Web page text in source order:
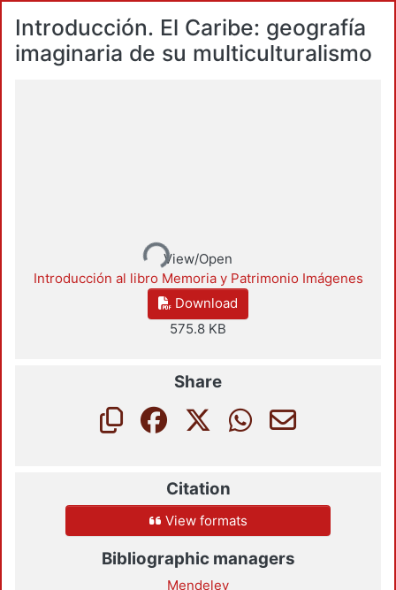
Introducción. El Caribe: geografía
imaginaria de su multiculturalismo
Loading...View/Open
Introducción al libro Memoria y Patrimonio Imágenes
Download
575.8 KB
Share
Citation
View formats
Bibliographic managers
Mendeley